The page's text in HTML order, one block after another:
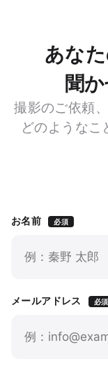
あな
聞
撮影のご依頼
どのようなこ
お名前 必須
メールアドレス 必須